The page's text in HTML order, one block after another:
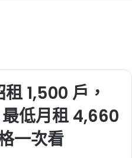
1,500 戶，
低月租 4,660
一次看